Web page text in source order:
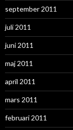
september 2011
juli 2011
juni 2011
maj 2011
april 2011
mars 2011
februari 2011